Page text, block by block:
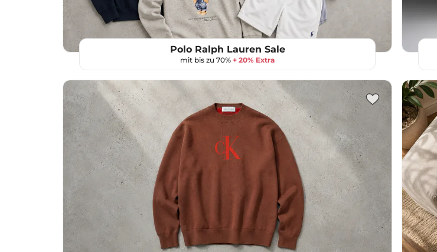
Polo Ralph Lauren Sale
mit bis zu 70% + 20% Extra